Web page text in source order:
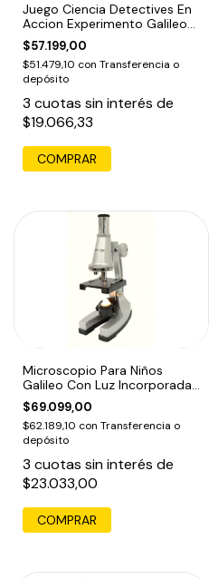
Juego Ciencia Detectives En
Accion Experimento Galileo
Edu
$57.199,00
$51.479,10 con Transferencia o
depósito
3 cuotas sin interés de
$19.066,33
Microscopio Para Niños
Galileo Con Luz Incorporada
Edu
$69.099,00
$62.189,10 con Transferencia o
depósito
3 cuotas sin interés de
$23.033,00
COMPRAR